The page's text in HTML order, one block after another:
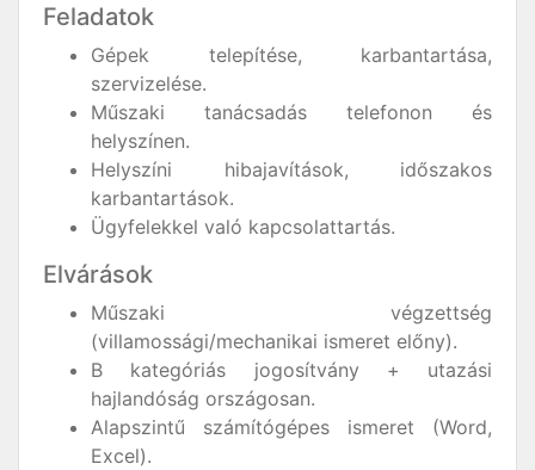
Feladatok
Gépek telepítése, karbantartása,
szervizelése.
Műszaki tanácsadás telefonon és
helyszínen.
Helyszíni hibajavítások, időszakos
karbantartások.
Ügyfelekkel való kapcsolattartás.
Elvárások
Műszaki végzettség
(villamossági/mechanikai ismeret előny).
B kategóriás jogosítvány + utazási
hajlandóság országosan.
Alapszintű számítógépes ismeret (Word,
Excel).